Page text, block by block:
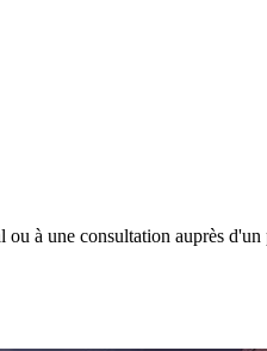
à une consultation auprès